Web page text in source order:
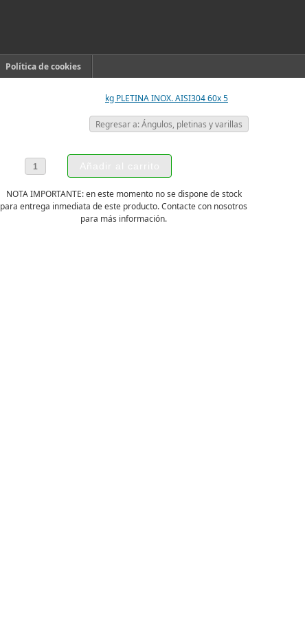
Política de cookies
kg PLETINA INOX. AISI304 60x 5
Regresar a: Ángulos, pletinas y varillas
NOTA IMPORTANTE: en este momento no se dispone de stock
para entrega inmediata de este producto. Contacte con nosotros
para más información.